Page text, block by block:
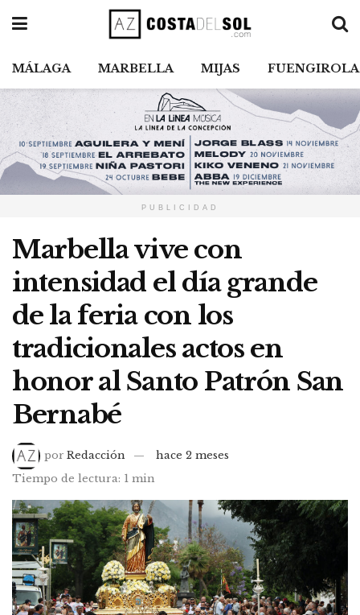
MÁLAGA MARBELLA MIJAS FUENGIROLA
PUBLICIDAD
Marbella vive con
intensidad el día grande
de la feria con los
tradicionales actos en
honor al Santo Patrón San
Bernabé
por Redacción
hace 2 meses
Tiempo de lectura: 1 min